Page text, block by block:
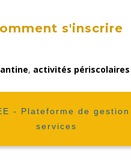
s'inscrire
, activités périscolaires
- Plateforme de gestion
services